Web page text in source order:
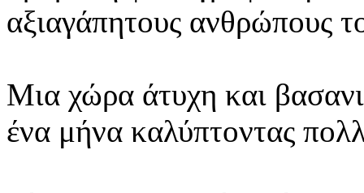
αξιαγάπητους ανθρώπους
Μια χώρα άτυχη και
ένα μήνα καλύπτοντας